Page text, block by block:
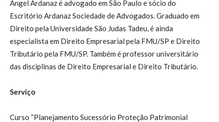
Angel Ardanaz é advogado em São Paulo e sócio do
Escritório Ardanaz Sociedade de Advogados. Graduado em
Direito pela Universidade São Judas Tadeu, é ainda
especialista em Direito Empresarial pela FMU/SP e Direito
Tributário pela FMU/SP. Também é professor universitário
das disciplinas de Direito Empresarial e Direito Tributário.
Serviço
Curso “Planejamento Sucessório Proteção Patrimonial